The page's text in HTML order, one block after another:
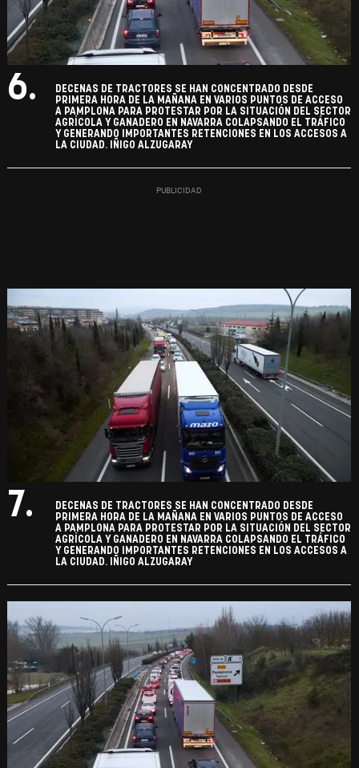
6.
DECENAS DE TRACTORES SE HAN CONCENTRADO DESDE
PRIMERA HORA DE LA MAÑANA EN VARIOS PUNTOS DE ACCESO
A PAMPLONA PARA PROTESTAR POR LA SITUACIÓN DEL SECTOR
AGRÍCOLA Y GANADERO EN NAVARRA COLAPSANDO EL TRÁFICO
Y GENERANDO IMPORTANTES RETENCIONES EN LOS ACCESOS A
LA CIUDAD. IÑIGO ALZUGARAY
7.
DECENAS DE TRACTORES SE HAN CONCENTRADO DESDE
PRIMERA HORA DE LA MAÑANA EN VARIOS PUNTOS DE ACCESO
A PAMPLONA PARA PROTESTAR POR LA SITUACIÓN DEL SECTOR
AGRÍCOLA Y GANADERO EN NAVARRA COLAPSANDO EL TRÁFICO
Y GENERANDO IMPORTANTES RETENCIONES EN LOS ACCESOS A
LA CIUDAD. IÑIGO ALZUGARAY